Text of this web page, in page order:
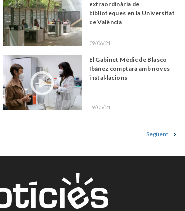
extraordinària de
biblioteques en la Universitat
de València
09/06/21
El Gabinet Mèdic de Blasco
Ibáñez comptarà amb noves
instal·lacions
19/05/21
Següent